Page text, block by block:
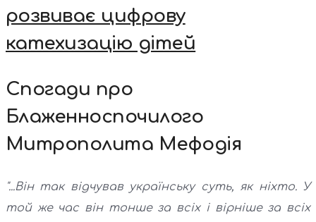
розвиває цифрову
катехизацію дітей
Спогади про
Блаженноспочилого
Митрополита Мефодія
"...Він так відчував українську суть, як ніхто. У
той же час він тонше за всіх і вірніше за всіх